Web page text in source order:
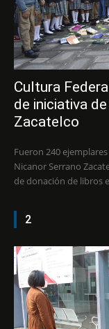
Cultura
de iniciativa
Zacatelco
Fueron 240
Nicanor Serrano Zacatelco, Tlax. Concluyó con gran éxito la campaña
de donación de libros
2